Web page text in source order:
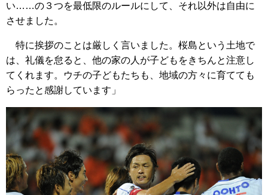
い……の３つを最低限のルールにして、それ以外は自由に
させました。
特に挨拶のことは厳しく言いました。桜島という土地で
は、礼儀を怠ると、他の家の人が子どもをきちんと注意し
てくれます。ウチの子どもたちも、地域の方々に育てても
らったと感謝しています」